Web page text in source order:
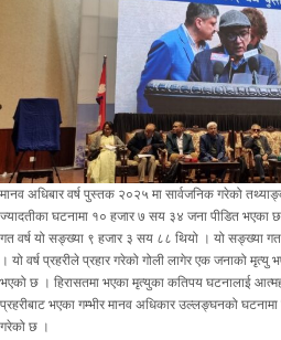
मानव अधिबार वर्ष पुस्तक २०२५ मा सार्वजनिक गरेको
ज्यादतीका घटनामा १० हजार ७ सय ३४ जना पीडित भएका
गत वर्ष यो सङ्ख्या ९ हजार ३ सय ८८ थियो । यो सङ्ख्या
। यो वर्ष प्रहरीले प्रहार गरेको गोली लागेर एक जनाको
भएको छ । हिरासतमा भएका मृत्युका कतिपय घटनालाई
प्रहरीबाट भएका गम्भीर मानव अधिकार उल्लङ्घनको
गरेको छ ।